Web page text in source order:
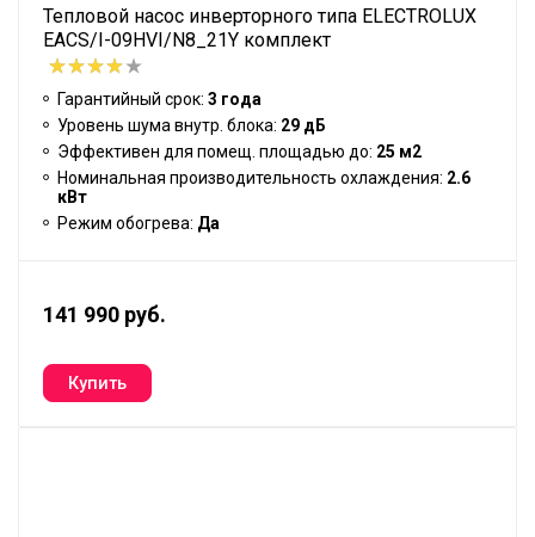
Тепловой насос инверторного типа ELECTROLUX
EACS/I-09HVI/N8_21Y комплект
Гарантийный срок: 3 года
Уровень шума внутр. блока: 29 дБ
Эффективен для помещ. площадью до: 25 м2
Номинальная производительность охлаждения: 2.6
кВт
Режим обогрева: Да
141 990 руб.